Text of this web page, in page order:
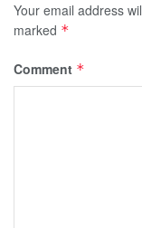
Your email address
marked *
Comment *